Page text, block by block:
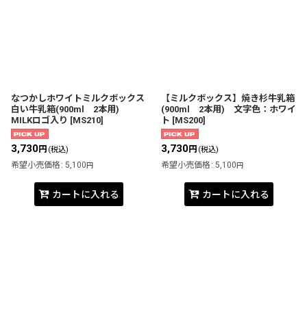
なつかしホワイトミルクボックス
白い牛乳箱(900ml 2本用)
MILKロゴ入り [MS210]
3,730円 (税込)
希望小売価格 : 5,100円
カートに入れる
【ミルクボックス】焼き杉牛乳箱
(900ml 2本用) 文字色：ホワイ
ト [MS200]
3,730円 (税込)
希望小売価格 : 5,100円
カートに入れる